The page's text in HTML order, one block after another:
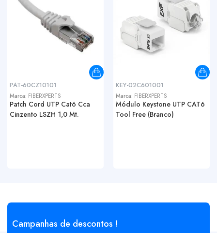
PAT-60CZ10101
Marca: FIBERXPERTS
Patch Cord UTP Cat6 Cca
Cinzento LSZH 1,0 Mt.
KEY-02C601001
Marca: FIBERXPERTS
Módulo Keystone UTP CAT6
Tool Free (Branco)
Campanhas de descontos !